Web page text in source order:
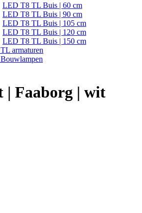
LED T8 TL Buis | 60 cm
LED T8 TL Buis | 90 cm
LED T8 TL Buis | 105 cm
LED T8 TL Buis | 120 cm
LED T8 TL Buis | 150 cm
armaturen
| Faaborg | wit